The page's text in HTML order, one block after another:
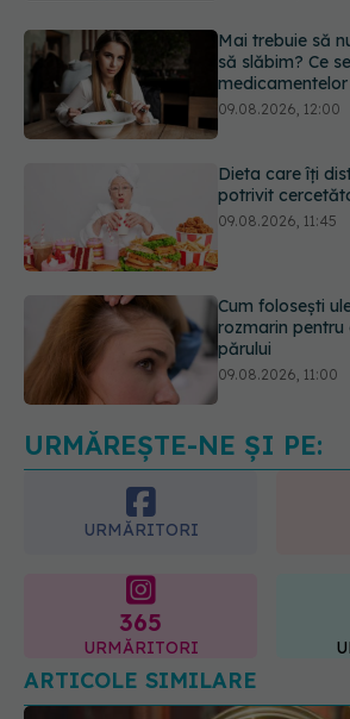
Dieta care îți
potrivit
Cum folosești
rozmarin pentru
Ce este testul
să-l facă. Ce
pozitiv
URMĂREȘTE-NE ȘI PE:
URMĂRITORI
365
URMĂRITORI
ARTICOLE SIMILARE